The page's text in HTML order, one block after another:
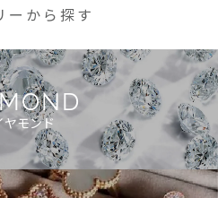
ーから探す
ヤモンド